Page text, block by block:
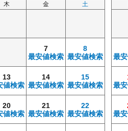
木 金 土
7
最安値検索
8
最安値検索
13
値検索
14
最安値検索
15
最安値検索
20
値検索
21
最安値検索
22
最安値検索
最
最
最